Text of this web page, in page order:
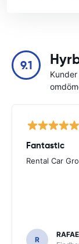
9.1
Fantastic
Rental Car
R